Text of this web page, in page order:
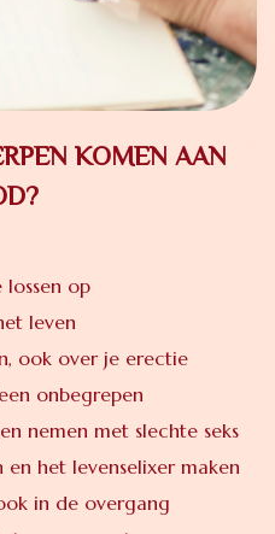
KOMEN AAN
lossen op
leven
ook over je erectie
onbegrepen
nemen met slechte seks
en het levenselixer maken
in de overgang